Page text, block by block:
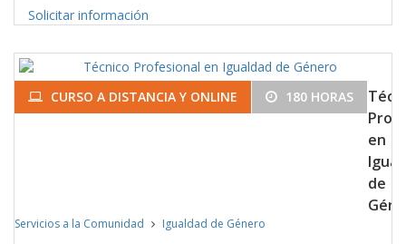
Solicitar información
CURSO A DISTANCIA Y ONLINE 180 HORAS
en
de
Servicios a la Comunidad Igualdad de Género